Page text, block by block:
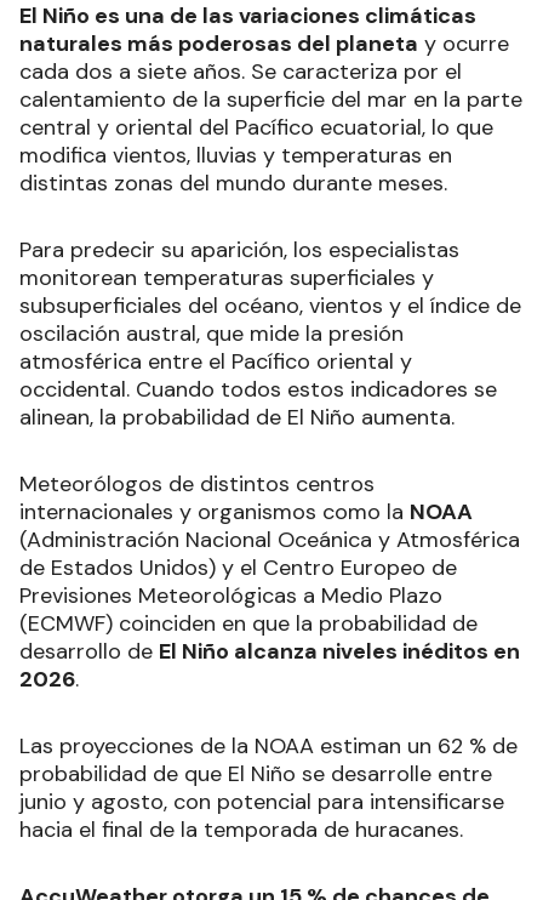
El Niño es una de las variaciones climáticas
naturales más poderosas del planeta y ocurre
cada dos a siete años. Se caracteriza por el
calentamiento de la superficie del mar en la parte
central y oriental del Pacífico ecuatorial, lo que
modifica vientos, lluvias y temperaturas en
distintas zonas del mundo durante meses.
Para predecir su aparición, los especialistas
monitorean temperaturas superficiales y
subsuperficiales del océano, vientos y el índice de
oscilación austral, que mide la presión
atmosférica entre el Pacífico oriental y
occidental. Cuando todos estos indicadores se
alinean, la probabilidad de El Niño aumenta.
Meteorólogos de distintos centros
internacionales y organismos como la NOAA
(Administración Nacional Oceánica y Atmosférica
de Estados Unidos) y el Centro Europeo de
Previsiones Meteorológicas a Medio Plazo
(ECMWF) coinciden en que la probabilidad de
desarrollo de El Niño alcanza niveles inéditos en
2026.
Las proyecciones de la NOAA estiman un 62 % de
probabilidad de que El Niño se desarrolle entre
junio y agosto, con potencial para intensificarse
hacia el final de la temporada de huracanes.